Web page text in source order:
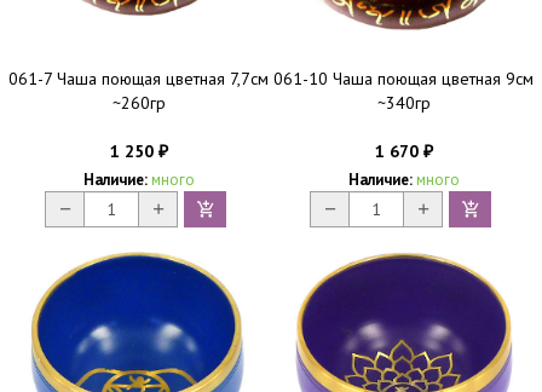
061-7 Чаша поющая цветная 7,7см
~260гр
1 250 ₽
Наличие: много
061-10 Чаша поющая цветная 9см
~340гр
1 670 ₽
Наличие: много